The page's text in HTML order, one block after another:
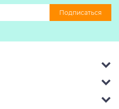
Подписаться